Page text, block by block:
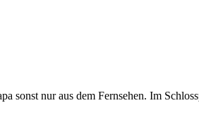
sonst nur aus dem Fernsehen. Im